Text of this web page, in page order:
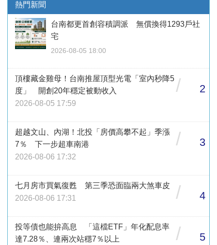
熱門新聞
台南都更首創容積調派 無償換得1293戶社
宅
2026-08-05 18:00
頂樓藏金雞母！台南推屋頂型光電「室內秒降5
度」 開創20年穩定被動收入
2026-08-05 17:59
/ 2
超越文山、內湖！北投「房價高攀不起」季漲
7％ 下一步超車南港
2026-08-06 17:32
/ 3
七月房市買氣復甦 第三季恐面臨兩大煞車皮
2026-08-06 17:31
/ 4
投等債也能拚高息 「這檔ETF」年化配息率
達7.28％、連兩次站穩7％以上
/ 5